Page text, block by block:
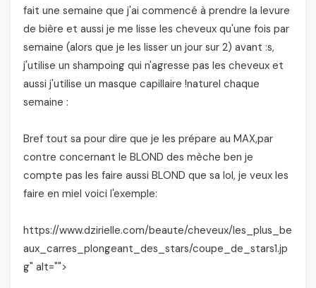
fait une semaine que j'ai commencé à prendre la levure
de bière et aussi je me lisse les cheveux qu'une fois par
semaine (alors que je les lisser un jour sur 2) avant :s,
j'utilise un shampoing qui n'agresse pas les cheveux et
aussi j'utilise un masque capillaire !naturel chaque
semaine :
Bref tout sa pour dire que je les prépare au MAX,par
contre concernant le BLOND des mèche ben je
compte pas les faire aussi BLOND que sa lol, je veux les
faire en miel voici l'exemple:
https://www.dzirielle.com/beaute/cheveux/les_plus_be
aux_carres_plongeant_des_stars/coupe_de_stars1.jp
g" alt="">